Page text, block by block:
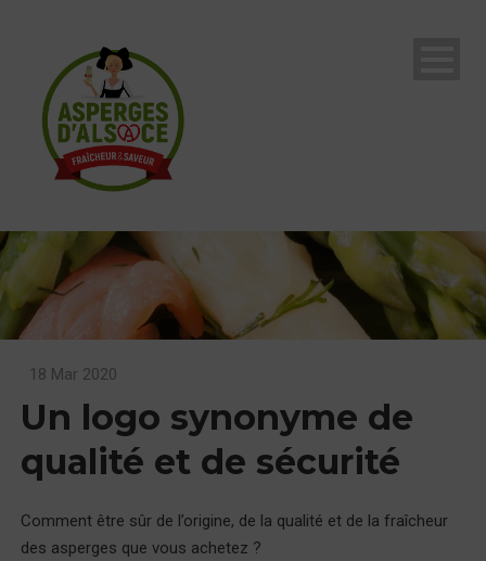
18 Mar 2020
Un logo synonyme de
qualité et de sécurité
Comment être sûr de l’origine, de la qualité et de la fraîcheur
des asperges que vous achetez ?